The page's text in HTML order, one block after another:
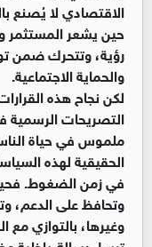
الاقتصادي لا يُصنع
حين يشعر المستثمر
رؤية، وتتحرك ضمن
والحماية الاجتماعية.
لكن نجاح هذه
التصريحات الرسمية
ملموس في حياة
الحقيقية لهذه
في زمن الضغوط.
وتحافظ على الدعم،
وغيرها، بالتوازي مع